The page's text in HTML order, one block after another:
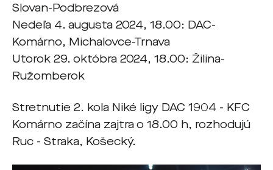
Slovan-Podbrezová
Nedeľa 4. augusta 2024, 18.00: DAC-
Komárno, Michalovce-Trnava
Utorok 29. októbra 2024, 18.00: Žilina-
Ružomberok
Stretnutie 2. kola Niké ligy DAC 1904 - KFC
Komárno začína zajtra o 18.00 h, rozhodujú
Ruc - Straka, Košecký.